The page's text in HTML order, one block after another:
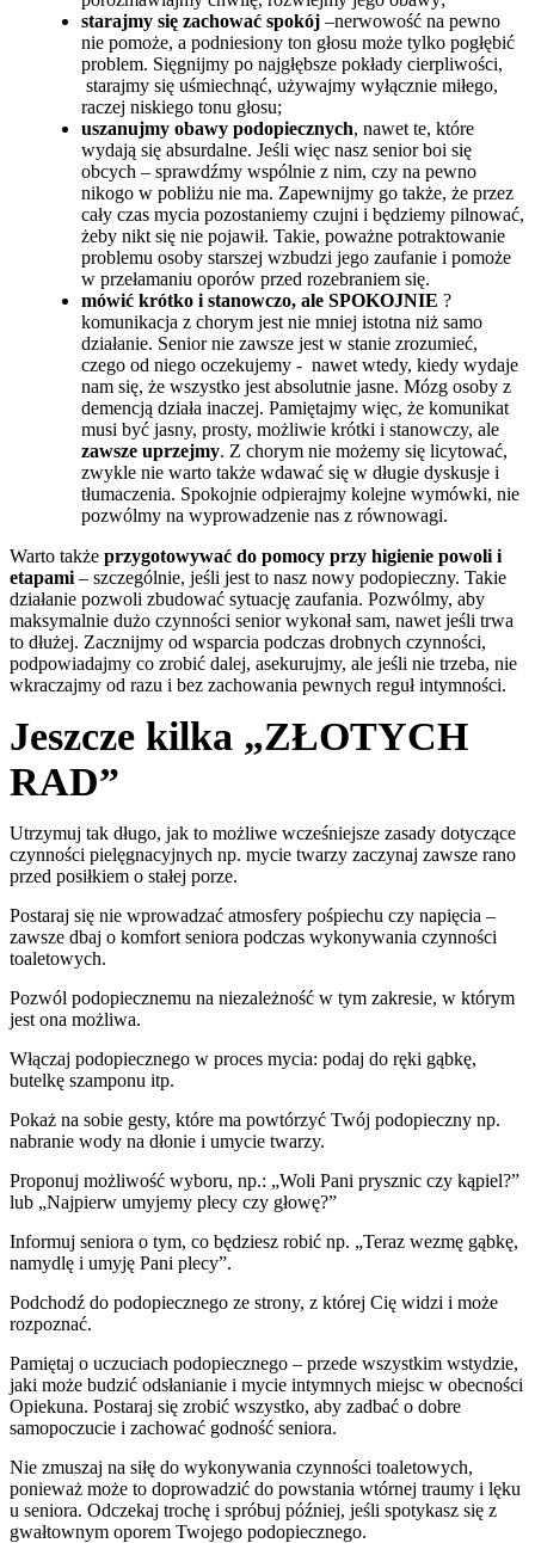
starajmy się zachować spokój –nerwowość na pewno
nie pomoże, a podniesiony ton głosu może tylko pogłębić
problem. Sięgnijmy po najgłębsze pokłady cierpliwości,
starajmy się uśmiechnąć, używajmy wyłącznie miłego,
raczej niskiego tonu głosu;
uszanujmy obawy podopiecznych, nawet te, które
wydają się absurdalne. Jeśli więc nasz senior boi się
obcych – sprawdźmy wspólnie z nim, czy na pewno
nikogo w pobliżu nie ma. Zapewnijmy go także, że przez
cały czas mycia pozostaniemy czujni i będziemy pilnować,
żeby nikt się nie pojawił. Takie, poważne potraktowanie
problemu osoby starszej wzbudzi jego zaufanie i pomoże
w przełamaniu oporów przed rozebraniem się.
mówić krótko i stanowczo, ale SPOKOJNIE ?
komunikacja z chorym jest nie mniej istotna niż samo
działanie. Senior nie zawsze jest w stanie zrozumieć,
czego od niego oczekujemy - nawet wtedy, kiedy wydaje
nam się, że wszystko jest absolutnie jasne. Mózg osoby z
demencją działa inaczej. Pamiętajmy więc, że komunikat
musi być jasny, prosty, możliwie krótki i stanowczy, ale
zawsze uprzejmy. Z chorym nie możemy się licytować,
zwykle nie warto także wdawać się w długie dyskusje i
tłumaczenia. Spokojnie odpierajmy kolejne wymówki, nie
pozwólmy na wyprowadzenie nas z równowagi.
Warto także przygotowywać do pomocy przy higienie powoli i
etapami – szczególnie, jeśli jest to nasz nowy podopieczny. Takie
działanie pozwoli zbudować sytuację zaufania. Pozwólmy, aby
maksymalnie dużo czynności senior wykonał sam, nawet jeśli trwa
to dłużej. Zacznijmy od wsparcia podczas drobnych czynności,
podpowiadajmy co zrobić dalej, asekurujmy, ale jeśli nie trzeba, nie
wkraczajmy od razu i bez zachowania pewnych reguł intymności.
Jeszcze kilka „ZŁOTYCH
RAD”
Utrzymuj tak długo, jak to możliwe wcześniejsze zasady dotyczące
czynności pielęgnacyjnych np. mycie twarzy zaczynaj zawsze rano
przed posiłkiem o stałej porze.
Postaraj się nie wprowadzać atmosfery pośpiechu czy napięcia –
zawsze dbaj o komfort seniora podczas wykonywania czynności
toaletowych.
Pozwól podopiecznemu na niezależność w tym zakresie, w którym
jest ona możliwa.
Włączaj podopiecznego w proces mycia: podaj do ręki gąbkę,
butelkę szamponu itp.
Pokaż na sobie gesty, które ma powtórzyć Twój podopieczny np.
nabranie wody na dłonie i umycie twarzy.
Proponuj możliwość wyboru, np.: „Woli Pani prysznic czy kąpiel?”
lub „Najpierw umyjemy plecy czy głowę?”
Informuj seniora o tym, co będziesz robić np. „Teraz wezmę gąbkę,
namydlę i umyję Pani plecy”.
Podchodź do podopiecznego ze strony, z której Cię widzi i może
rozpoznać.
Pamiętaj o uczuciach podopiecznego – przede wszystkim wstydzie,
jaki może budzić odsłanianie i mycie intymnych miejsc w obecności
Opiekuna. Postaraj się zrobić wszystko, aby zadbać o dobre
samopoczucie i zachować godność seniora.
Nie zmuszaj na siłę do wykonywania czynności toaletowych,
ponieważ może to doprowadzić do powstania wtórnej traumy i lęku
u seniora. Odczekaj trochę i spróbuj później, jeśli spotykasz się z
gwałtownym oporem Twojego podopiecznego.